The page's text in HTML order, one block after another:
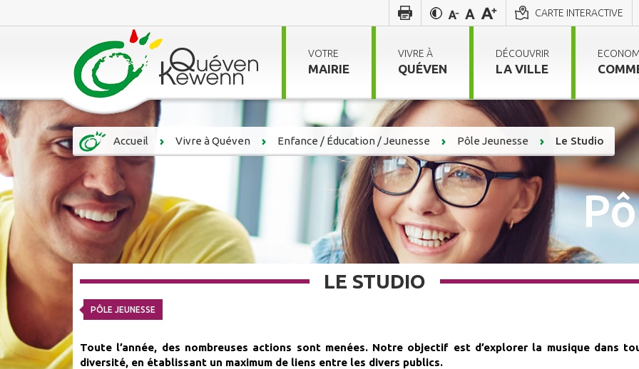
CARTE INTERACTIVE
VOTRE
MAIRIE
VIVRE À
QUÉVEN
DÉCOUVRIR
LA VILLE
Accueil Vivre à Quéven Enfance / Éducation / Jeunesse Pôle Jeunesse Le Studio
LE STUDIO
PÔLE JEUNESSE
Toute l’année, des nombreuses actions sont menées. Notre objectif est d’explorer la musique dans
diversité, en établissant un maximum de liens entre les divers publics.